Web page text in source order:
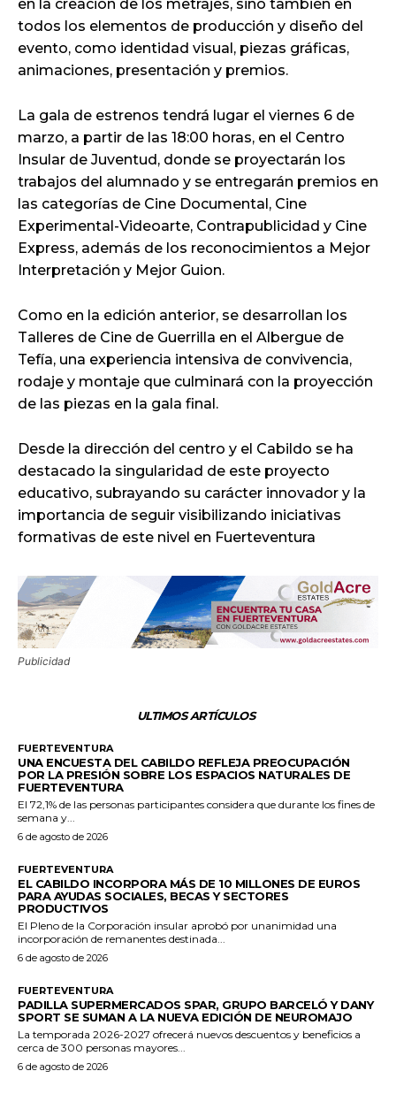
en la creación de los metrajes, sino también en
todos los elementos de producción y diseño del
evento, como identidad visual, piezas gráficas,
animaciones, presentación y premios.
La gala de estrenos tendrá lugar el viernes 6 de
marzo, a partir de las 18:00 horas, en el Centro
Insular de Juventud, donde se proyectarán los
trabajos del alumnado y se entregarán premios en
las categorías de Cine Documental, Cine
Experimental-Videoarte, Contrapublicidad y Cine
Express, además de los reconocimientos a Mejor
Interpretación y Mejor Guion.
Como en la edición anterior, se desarrollan los
Talleres de Cine de Guerrilla en el Albergue de
Tefía, una experiencia intensiva de convivencia,
rodaje y montaje que culminará con la proyección
de las piezas en la gala final.
Desde la dirección del centro y el Cabildo se ha
destacado la singularidad de este proyecto
educativo, subrayando su carácter innovador y la
importancia de seguir visibilizando iniciativas
formativas de este nivel en Fuerteventura
Publicidad
ULTIMOS ARTÍCULOS
FUERTEVENTURA
UNA ENCUESTA DEL CABILDO REFLEJA PREOCUPACIÓN
POR LA PRESIÓN SOBRE LOS ESPACIOS NATURALES DE
FUERTEVENTURA
El 72,1% de las personas participantes considera que durante los fines de
semana y...
6 de agosto de 2026
FUERTEVENTURA
EL CABILDO INCORPORA MÁS DE 10 MILLONES DE EUROS
PARA AYUDAS SOCIALES, BECAS Y SECTORES
PRODUCTIVOS
El Pleno de la Corporación insular aprobó por unanimidad una
incorporación de remanentes destinada...
6 de agosto de 2026
FUERTEVENTURA
PADILLA SUPERMERCADOS SPAR, GRUPO BARCELÓ Y DANY
SPORT SE SUMAN A LA NUEVA EDICIÓN DE NEUROMAJO
La temporada 2026-2027 ofrecerá nuevos descuentos y beneficios a
cerca de 300 personas mayores...
6 de agosto de 2026